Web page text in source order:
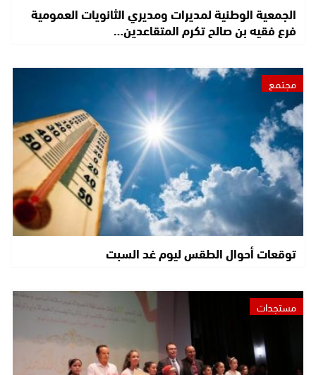
الجمعية الوطنية لمديرات ومديري الثانويات العمومية
فرع فقيه بن صالح تكرم المتقاعدين…
مجتمع
توقعات أحوال الطقس ليوم غد السبت
مستجدات